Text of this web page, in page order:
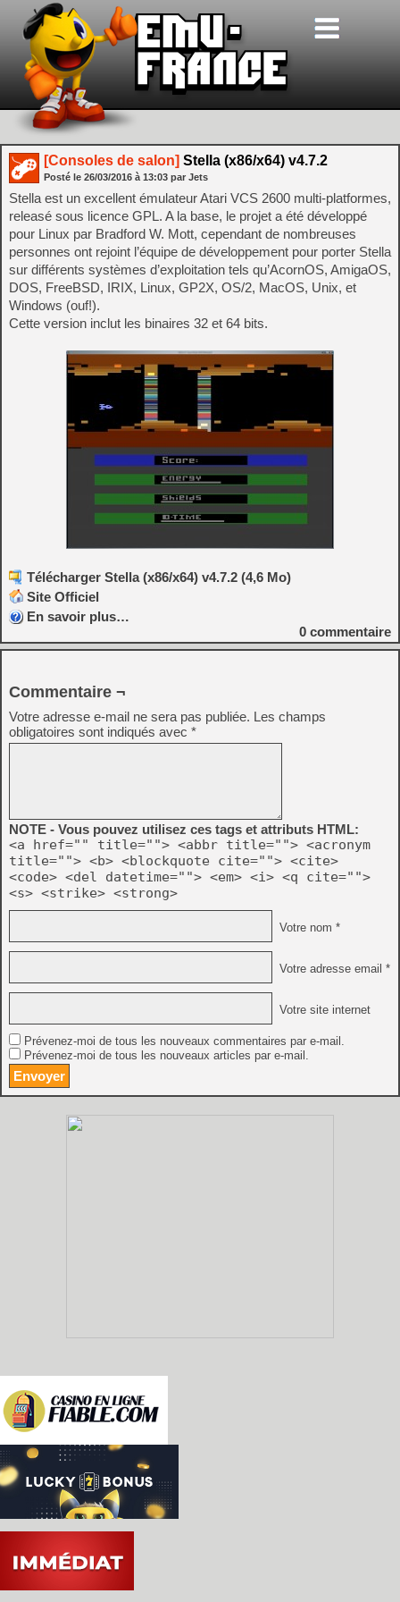
[Consoles de salon] Stella (x86/x64) v4.7.2
Posté le 26/03/2016 à 13:03 par Jets
Stella est un excellent émulateur Atari VCS 2600 multi-platformes,
releasé sous licence GPL. A la base, le projet a été développé
pour Linux par Bradford W. Mott, cependant de nombreuses
personnes ont rejoint l’équipe de développement pour porter Stella
sur différents systèmes d’exploitation tels qu’AcornOS, AmigaOS,
DOS, FreeBSD, IRIX, Linux, GP2X, OS/2, MacOS, Unix, et
Windows (ouf!).
Cette version inclut les binaires 32 et 64 bits.
Télécharger Stella (x86/x64) v4.7.2 (4,6 Mo)
Site Officiel
En savoir plus…
0 commentaire
Commentaire ¬
Votre adresse e-mail ne sera pas publiée. Les champs
obligatoires sont indiqués avec *
NOTE - Vous pouvez utilisez ces tags et attributs HTML:
<a href="" title=""> <abbr title=""> <acronym
title=""> <b> <blockquote cite=""> <cite>
<code> <del datetime=""> <em> <i> <q cite="">
<s> <strike> <strong>
Votre nom *
Votre adresse email *
Votre site internet
Prévenez-moi de tous les nouveaux commentaires par e-mail.
Prévenez-moi de tous les nouveaux articles par e-mail.